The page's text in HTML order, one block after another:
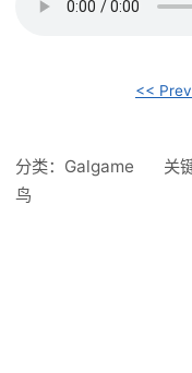
<<
分类： Galgame 关
鸟